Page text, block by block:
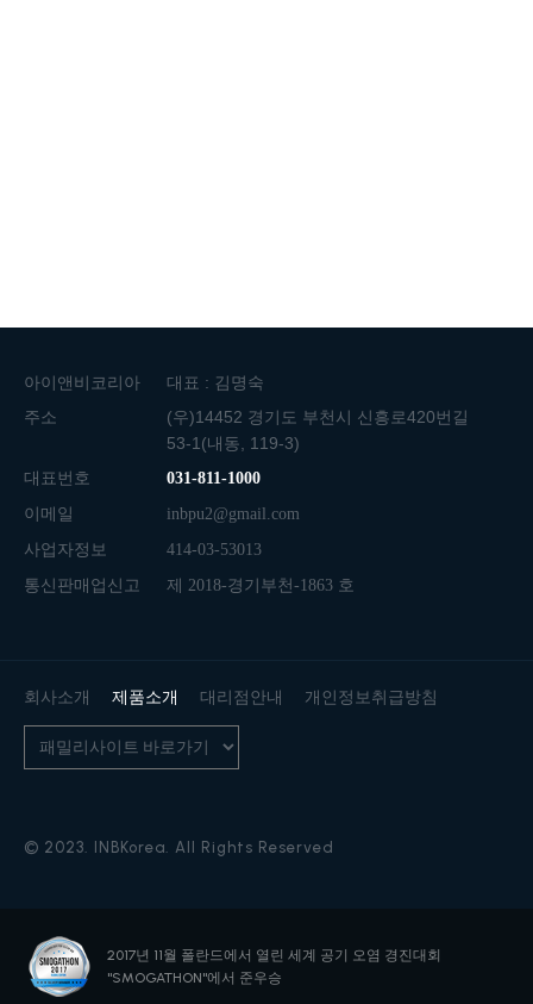
아이앤비코리아
대표 : 김명숙
주소
(우)14452 경기도 부천시 신흥로420번길
53-1(내동, 119-3)
대표번호
031-811-1000
이메일 inbpu2@gmail.com
사업자정보 414-03-53013
통신판매업신고 제 2018-경기부천-1863 호
회사소개 제품소개 대리점안내 개인정보취급방침
© 2023. INBKorea. All Rights Reserved
2017년 11월 폴란드에서 열린 세계 공기 오염 경진대회
"SMOGATHON"에서 준우승